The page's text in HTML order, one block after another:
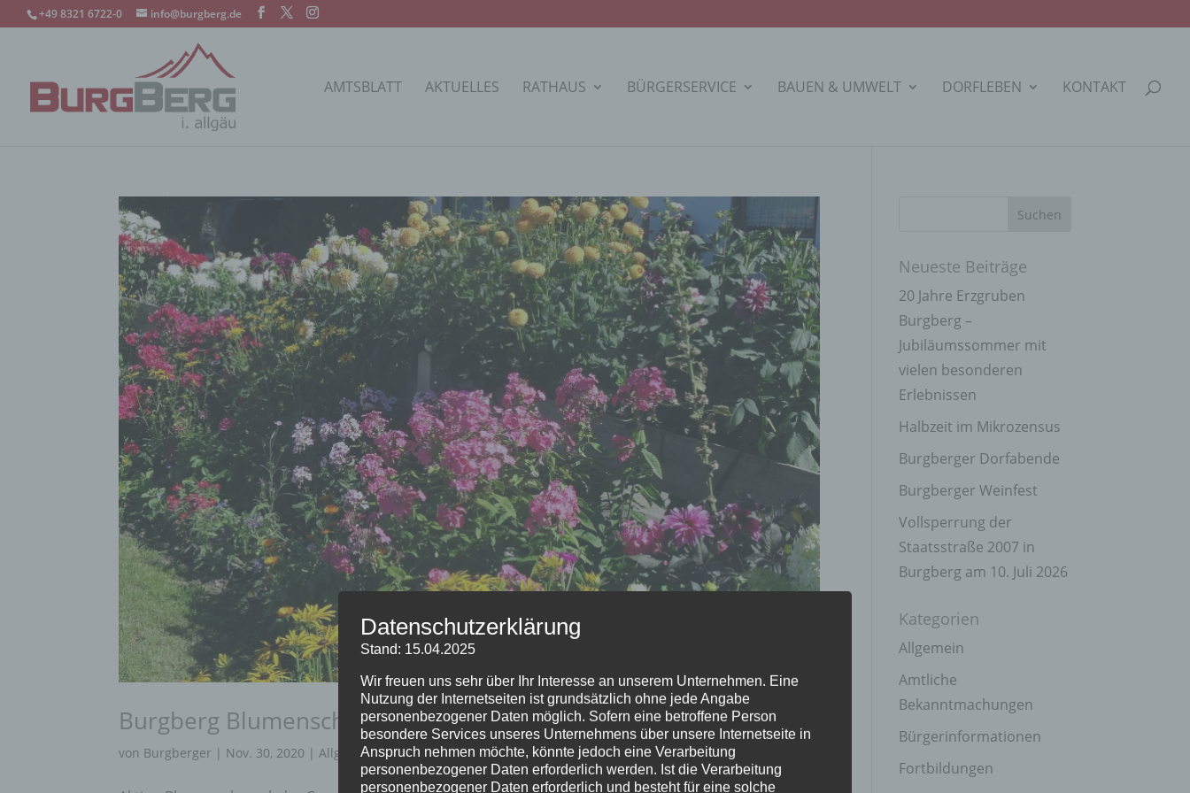
+49 8321 6722-0 info@burgberg.de
AMTSBLATT AKTUELLES RATHAUS BÜRGERSERVICE BAUEN & UMWELT DORFLEBEN KONTAKT
Burgberg Blumenschmuckprämierung 2020
von Burgberger | Nov. 30, 2020 | Allgemein,Bürgerinformationen
Neueste Beiträge
20 Jahre Erzgruben
Burgberg –
Jubiläumssommer mit
vielen besonderen
Erlebnissen
Halbzeit im Mikrozensus
Burgberger Dorfabende
Burgberger Weinfest
Vollsperrung der
Staatsstraße 2007 in
Burgberg am 10. Juli 2026
Kategorien
Allgemein
Amtliche
Bekanntmachungen
Bürgerinformationen
Fortbildungen
Datenschutzerklärung
Stand: 15.04.2025
Wir freuen uns sehr über Ihr Interesse an unserem Unternehmen. Eine
Nutzung der Internetseiten ist grundsätzlich ohne jede Angabe
personenbezogener Daten möglich. Sofern eine betroffene Person
besondere Services unseres Unternehmens über unsere Internetseite in
Anspruch nehmen möchte, könnte jedoch eine Verarbeitung
personenbezogener Daten erforderlich werden. Ist die Verarbeitung
personenbezogener Daten erforderlich und besteht für eine solche